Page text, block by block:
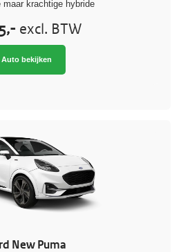
maar krachtige hybride
excl. BTW
Auto bekijken
New Puma